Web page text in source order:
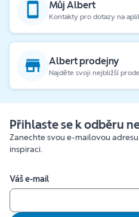
Můj Albert
Kontakty pro dotazy na
Albert prodejny
Najděte svoji nejbližší
Přihlaste se k odběru
Zanechte svou e-mailovou
inspiraci.
Váš e-mail